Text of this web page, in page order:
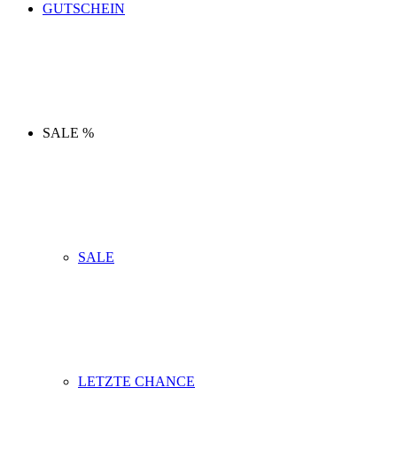
GUTSCHEIN
SALE %
SALE
LETZTE CHANCE